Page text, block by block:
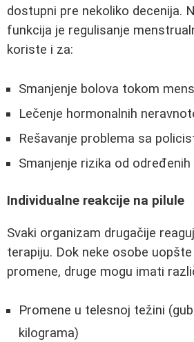
dostupni pre nekoliko decenija.
funkcija je regulisanje
koriste i za:
Smanjenje bolova tokom
Lečenje hormonalnih
Rešavanje problema sa
Smanjenje rizika od
Individualne reakcije na pilule
Svaki organizam drugačije
terapiju. Dok neke osobe
promene, druge mogu imati
Promene u telesnoj težini
kilograma)